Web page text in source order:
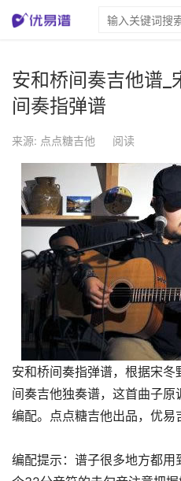
安和桥间奏吉他谱_
间奏指弹谱
来源: 点点糖吉他 阅读
安和桥间奏指弹谱，根据宋
间奏吉他独奏谱，这首曲子
编配。点点糖吉他出品，优易
编配提示：谱子很多地方都